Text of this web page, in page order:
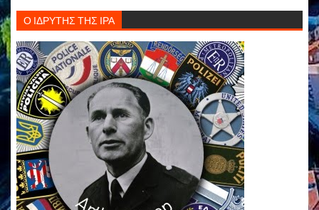
Ο ΙΔΡΥΤΗΣ ΤΗΣ ΙΡΑ